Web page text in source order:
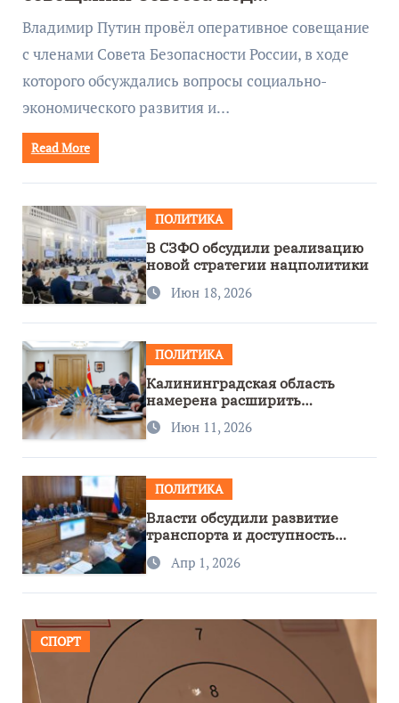
руководством Путина
Владимир Путин провёл оперативное совещание
с членами Совета Безопасности России, в ходе
которого обсуждались вопросы социально-
экономического развития и…
Read More
ПОЛИТИКА
В СЗФО обсудили реализацию
новой стратегии нацполитики
Июн 18, 2026
ПОЛИТИКА
Калининградская область
намерена расширить
сотрудничество с Узбекистаном
Июн 11, 2026
ПОЛИТИКА
Власти обсудили развитие
транспорта и доступность
региона
Апр 1, 2026
СПОРТ